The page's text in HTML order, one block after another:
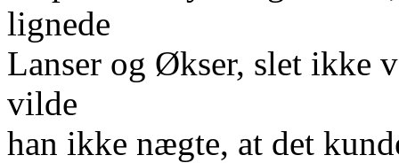
lignede
Lanser og Økser, slet ikke
vilde
han ikke nægte, at det